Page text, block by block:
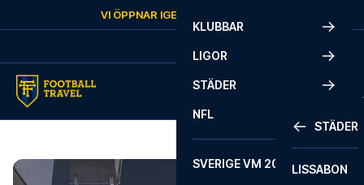
VI ÖPPNAR IGEN
KLUBBAR
LIGOR
STÄDER
STÄDER
LISSABON
NFL
SVERIGE VM 2026